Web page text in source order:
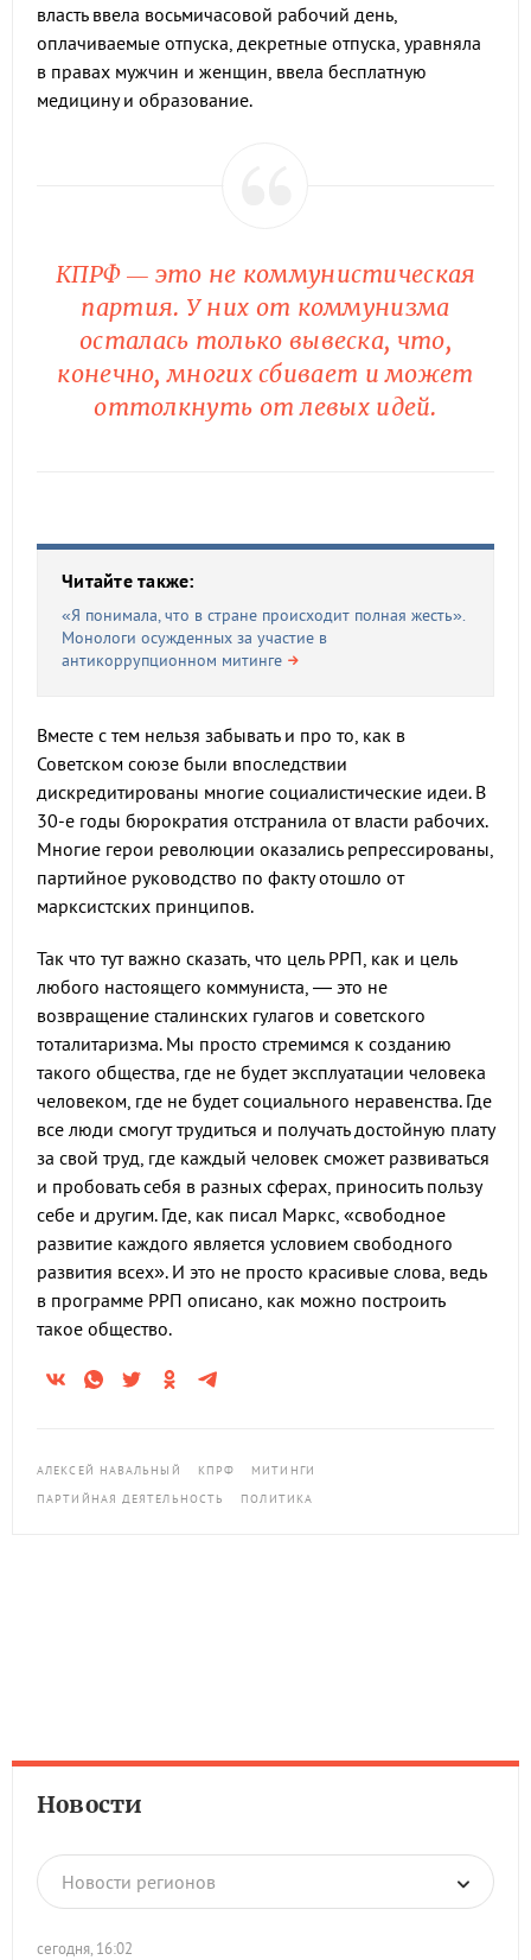
власть ввела восьмичасовой рабочий день,
оплачиваемые отпуска, декретные отпуска, уравняла
в правах мужчин и женщин, ввела бесплатную
медицину и образование.
КПРФ — это не коммунистическая
партия. У них от коммунизма
осталась только вывеска, что,
конечно, многих сбивает и может
оттолкнуть от левых идей.
Читайте также:
«Я понимала, что в стране происходит полная жесть».
Монологи осужденных за участие в
антикоррупционном митинге
Вместе с тем нельзя забывать и про то, как в
Советском союзе были впоследствии
дискредитированы многие социалистические идеи. В
30-е годы бюрократия отстранила от власти рабочих.
Многие герои революции оказались репрессированы,
партийное руководство по факту отошло от
марксистских принципов.
Так что тут важно сказать, что цель РРП, как и цель
любого настоящего коммуниста, — это не
возвращение сталинских гулагов и советского
тоталитаризма. Мы просто стремимся к созданию
такого общества, где не будет эксплуатации человека
человеком, где не будет социального неравенства. Где
все люди смогут трудиться и получать достойную плату
за свой труд, где каждый человек сможет развиваться
и пробовать себя в разных сферах, приносить пользу
себе и другим. Где, как писал Маркс, «свободное
развитие каждого является условием свободного
развития всех». И это не просто красивые слова, ведь
в программе РРП описано, как можно построить
такое общество.
АЛЕКСЕЙ НАВАЛЬНЫЙ КПРФ
МИТИНГИ
ПАРТИЙНАЯ ДЕЯТЕЛЬНОСТЬ
ПОЛИТИКА
Новости
Новости регионов
сегодня, 16:02